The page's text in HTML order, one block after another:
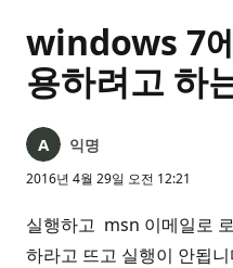
windows 7
용하려고 하
익명
2016년 4월 29일 오전 12:21
실행하고 msn 이메일로
하라고 뜨고 실행이 안됩